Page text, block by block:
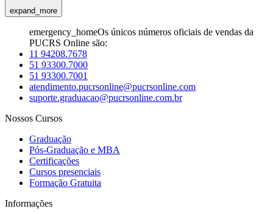
expand_more
emergency_homeOs únicos números oficiais de vendas da
PUCRS Online são:
11 94208.7678
51 93300.7000
51 93300.7001
atendimento.pucrsonline@pucrsonline.com
suporte.graduacao@pucrsonline.com.br
Nossos Cursos
Graduação
Pós-Graduação e MBA
Certificações
Cursos presenciais
Formação Gratuita
Informações